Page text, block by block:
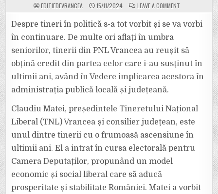
EDITIEDEVRANCEA 15/11/2024 LEAVE A COMMENTON
TÂNĂRUL
MATEI,
CANDIDATUL
PENTRU
CAMERA
CONSIDERĂ
VIZIUNEA
LIBERALĂ
ESTE
CEA
CORECTĂ
Despre tineri în politică s-a tot vorbit și se va vorbi
în continuare. De multe ori aflați în umbra
seniorilor, tinerii din PNL Vrancea au reușit să
obțină credit din partea celor care i-au susținut în
ultimii ani, având în Vedere implicarea acestora în
administrația publică locală și județeană.
Claudiu Matei, președintele Tineretului Național
Liberal (TNL) Vrancea și consilier județean, este
unul dintre tinerii cu o frumoasă ascensiune în
ultimii ani. El a intrat în cursa electorală pentru
Camera Deputaților, propunând un model
economic și social liberal care să aducă
prosperitate și stabilitate României. Matei a vorbit